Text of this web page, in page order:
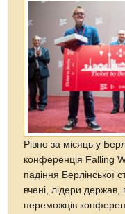
Рівно за місяць у
конференція Falling
падіння Берлінської
вчені, лідери держав,
переможців